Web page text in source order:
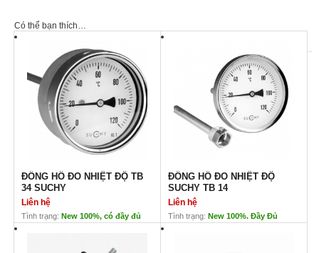
Có thể bạn thích…
ĐỒNG HỒ ĐO NHIỆT ĐỘ TB
34 SUCHY
Liên hệ
Tình trạng: New 100%, có đầy đủ
ĐỒNG HỒ ĐO NHIỆT ĐỘ
SUCHY TB 14
Liên hệ
Tình trạng: New 100%. Đầy Đủ